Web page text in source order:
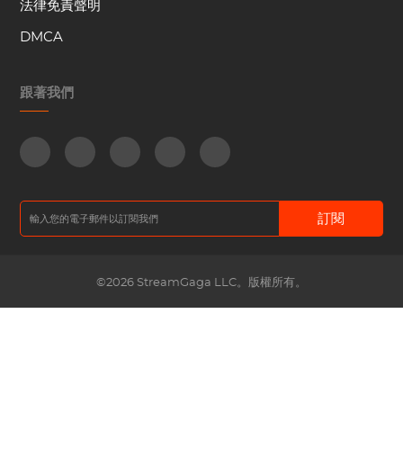
法律免責聲明
DMCA
跟著我們
訂閱
©2026 StreamGaga LLC。版權所有。